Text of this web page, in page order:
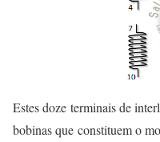
Estes doze terminais de
bobinas que constituem o